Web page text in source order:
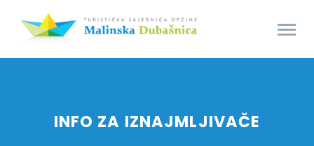
INFO ZA IZNAJMLJIVAČE